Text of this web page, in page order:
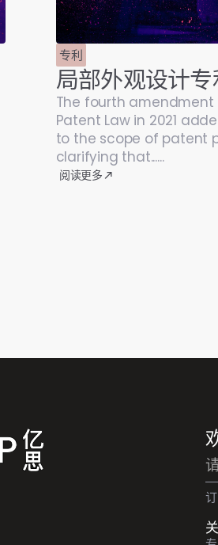
专利
局部外观设计
The fourth amendment
Patent Law in 2021
to the scope of patent
clarifying that......
阅读更多